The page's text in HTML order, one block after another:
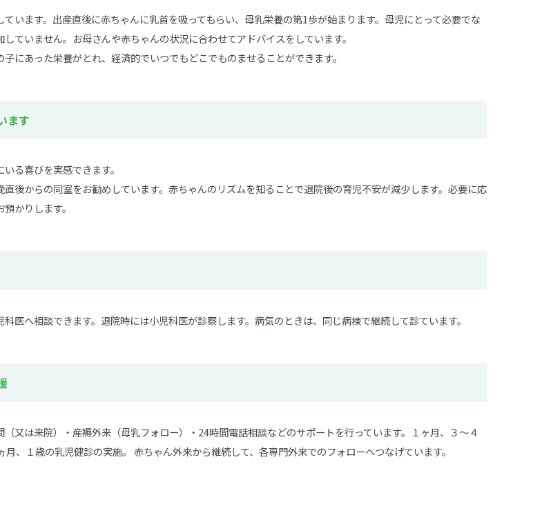
います。出産直後に赤ちゃんに乳首を吸ってもらい、母乳栄養の第1歩が始まります。母児にとって必要でな
ていません。お母さんや赤ちゃんの状況に合わせてアドバイスをしています。
にあった栄養がとれ、経済的でいつでもどこでものませることができます。
ます
る喜びを実感できます。
後からの同室をお勧めしています。赤ちゃんのリズムを知ることで退院後の育児不安が減少します。必要に応
かりします。
医へ相談できます。退院時には小児科医が診察します。病気のときは、同じ病棟で継続して診ています。
又は来院）・産褥外来（母乳フォロー）・24時間電話相談などのサポートを行っています。１ヶ月、３～４
、１歳の乳児健診の実施。 赤ちゃん外来から継続して、各専門外来でのフォローへつなげています。